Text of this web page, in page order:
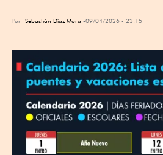
Por Sebastián Díaz Mora 09/04/2026 - 23:15